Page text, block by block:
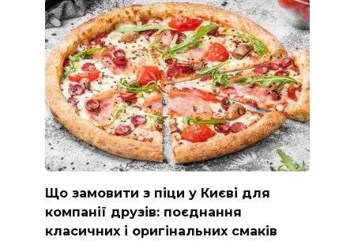
Що замовити з піци у Києві для
компанії друзів: поєднання
класичних і оригінальних смаків